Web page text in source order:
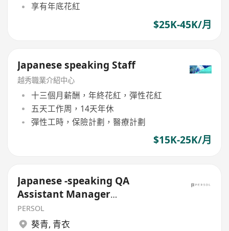
享有年底花紅
$25K-45K/月
Japanese speaking Staff
越秀職業介紹中心
十三個月薪酬，年終花紅，彈性花紅
五天工作周，14天年休
彈性工時，保險計劃，醫療計劃
$15K-25K/月
Japanese -speaking QA
Assistant Manager
(supplement)
PERSOL
葵青, 青衣